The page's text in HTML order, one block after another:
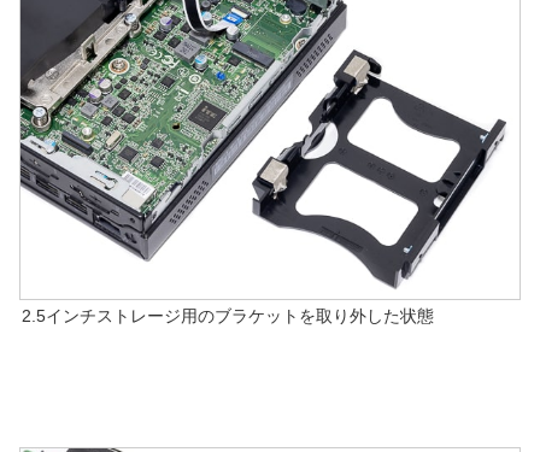
2.5インチストレージ用のブラケットを取り外した状態